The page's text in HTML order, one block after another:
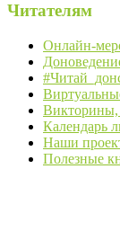
Читателям
Онлайн-
Викторины,
Календарь
Наши
Полезные